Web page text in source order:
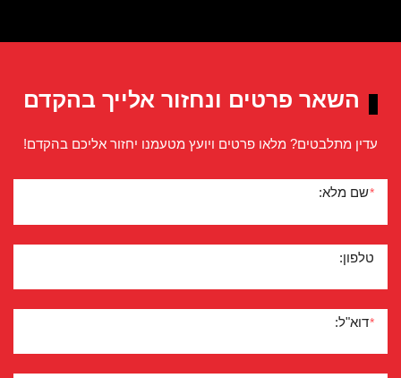
השאר פרטים ונחזור אלייך בהקדם
עדין מתלבטים? מלאו פרטים ויועץ מטעמנו יחזור אליכם בהקדם!
*שם מלא:
טלפון:
*דוא"ל: